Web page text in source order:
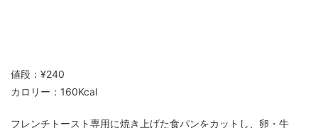
値段：¥240
カロリー：160Kcal
フレンチトースト専用に焼き上げた食パンをカットし、卵・牛